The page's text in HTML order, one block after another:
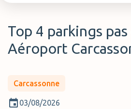
Top 4 parkings
Aéroport
Carcassonne
03/08/2026